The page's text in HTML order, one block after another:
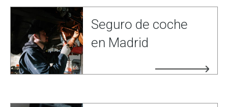
Seguro de coche
en Madrid